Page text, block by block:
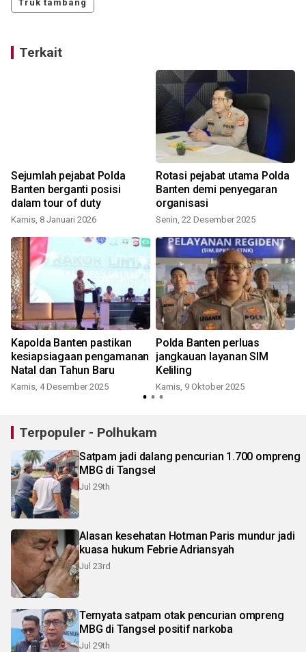
Truk tambang
Terkait
Sejumlah pejabat Polda
Banten berganti posisi
dalam tour of duty
Kamis, 8 Januari 2026
Rotasi pejabat utama Polda
Banten demi penyegaran
organisasi
Senin, 22 Desember 2025
Kapolda Banten pastikan
kesiapsiagaan pengamanan
Natal dan Tahun Baru
Kamis, 4 Desember 2025
Polda Banten perluas
jangkauan layanan SIM
Keliling
Kamis, 9 Oktober 2025
Terpopuler - Polhukam
Satpam jadi dalang pencurian 1.700 ompreng
MBG di Tangsel
Jul 29th
Alasan kesehatan Hotman Paris mundur jadi
kuasa hukum Febrie Adriansyah
Jul 23rd
Ternyata satpam otak pencurian ompreng
MBG di Tangsel positif narkoba
Jul 29th